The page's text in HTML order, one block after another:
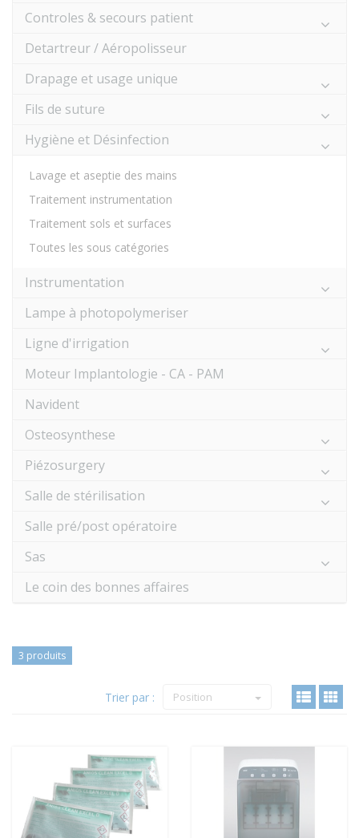
Controles & secours patient
Detartreur / Aéropolisseur
Drapage et usage unique
Fils de suture
Hygiène et Désinfection
Lavage et aseptie des mains
Traitement instrumentation
Traitement sols et surfaces
Toutes les sous catégories
Instrumentation
Lampe à photopolymeriser
Ligne d'irrigation
Moteur Implantologie - CA - PAM
Navident
Osteosynthese
Piézosurgery
Salle de stérilisation
Salle pré/post opératoire
Sas
Le coin des bonnes affaires
3 produits
Trier par : Position